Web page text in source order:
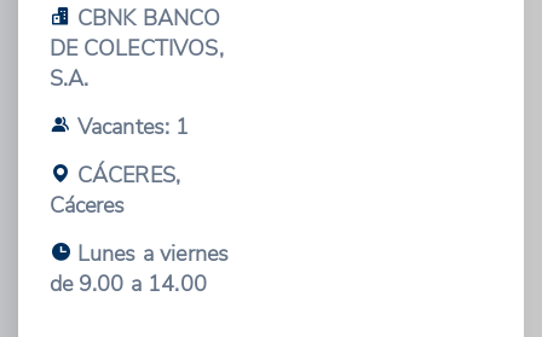
CBNK BANCO
DE COLECTIVOS,
S.A.
Vacantes: 1
CÁCERES,
Cáceres
Lunes a viernes
de 9.00 a 14.00